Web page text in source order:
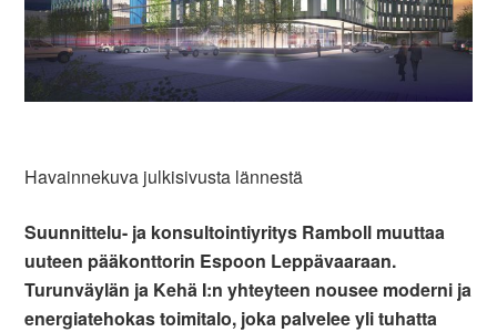
Havainnekuva julkisivusta lännestä
Suunnittelu- ja konsultointiyritys Ramboll muuttaa
uuteen pääkonttorin Espoon Leppävaaraan.
Turunväylän ja Kehä I:n yhteyteen nousee moderni ja
energiatehokas toimitalo, joka palvelee yli tuhatta